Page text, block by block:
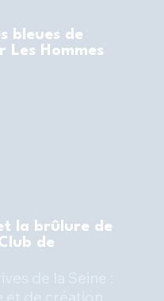
bleues de
Les Hommes
la brûlure de
de